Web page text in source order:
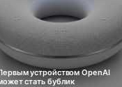
устройством OpenAI
стать бублик